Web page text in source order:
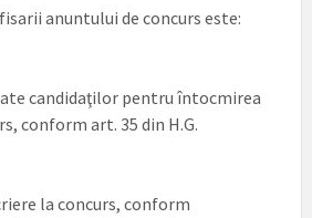
anuntului de concurs este:
candidaţilor pentru întocmirea
conform art. 35 din H.G.
la concurs, conform